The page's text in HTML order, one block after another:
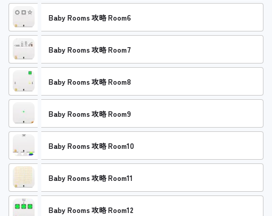
Baby Rooms 攻略 Room6
Baby Rooms 攻略 Room7
Baby Rooms 攻略 Room8
Baby Rooms 攻略 Room9
Baby Rooms 攻略 Room10
Baby Rooms 攻略 Room11
Baby Rooms 攻略 Room12